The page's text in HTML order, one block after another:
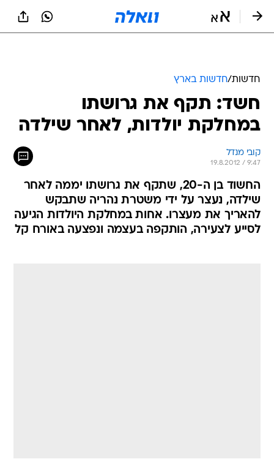
חדשות/חדשות בארץ
חשד: תקף את גרושתו
במחלקת יולדות, לאחר שילדה
קובי מנדל
19.8.2012 / 9:47
החשוד בן ה-20, שתקף את גרושתו יממה לאחר
שילדה, נעצר על ידי משטרת נהריה שתבקש
להאריך את מעצרו. אחות במחלקת היולדות הגיעה
לסייע לצעירה, הותקפה בעצמה ונפצעה באורח קל